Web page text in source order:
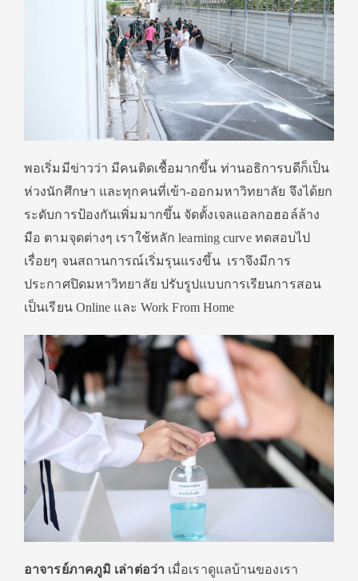
พอเริ่มมีข่าวว่า มีคนติดเชื้อมากขึ้น ท่านอธิการบดีก็เป็น
ห่วงนักศึกษา และทุกคนที่เข้า-ออกมหาวิทยาลัย จึงได้ยก
ระดับการป้องกันเพิ่มมากขึ้น จัดตั้งเจลแอลกอฮอล์ล้าง
มือ ตามจุดต่างๆ เราใช้หลัก learning curve ทดสอบไป
เรื่อยๆ จนสถานการณ์เริ่มรุนแรงขึ้น เราจึงมีการ
ประกาศปิดมหาวิทยาลัย ปรับรูปแบบการเรียนการสอน
เป็นเรียน Online และ Work From Home
อาจารย์ภาคภูมิ เล่าต่อว่า เมื่อเราดูแลบ้านของเรา